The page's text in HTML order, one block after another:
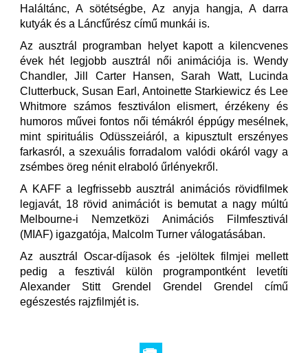
Haláltánc, A sötétségbe, Az anyja hangja, A darra
kutyák és a Láncfűrész című munkái is.
Az ausztrál programban helyet kapott a kilencvenes
évek hét legjobb ausztrál női animációja is. Wendy
Chandler, Jill Carter Hansen, Sarah Watt, Lucinda
Clutterbuck, Susan Earl, Antoinette Starkiewicz és Lee
Whitmore számos fesztiválon elismert, érzékeny és
humoros művei fontos női témákról éppúgy mesélnek,
mint spirituális Odüsszeiáról, a kipusztult erszényes
farkasról, a szexuális forradalom valódi okáról vagy a
zsémbes öreg nénit elraboló űrlényekről.
A KAFF a legfrissebb ausztrál animációs rövidfilmek
legjavát, 18 rövid animációt is bemutat a nagy múltú
Melbourne-i Nemzetközi Animációs Filmfesztivál
(MIAF) igazgatója, Malcolm Turner válogatásában.
Az ausztrál Oscar-díjasok és -jelöltek filmjei mellett
pedig a fesztivál külön programpontként levetíti
Alexander Stitt Grendel Grendel Grendel című
egészestés rajzfilmjét is.